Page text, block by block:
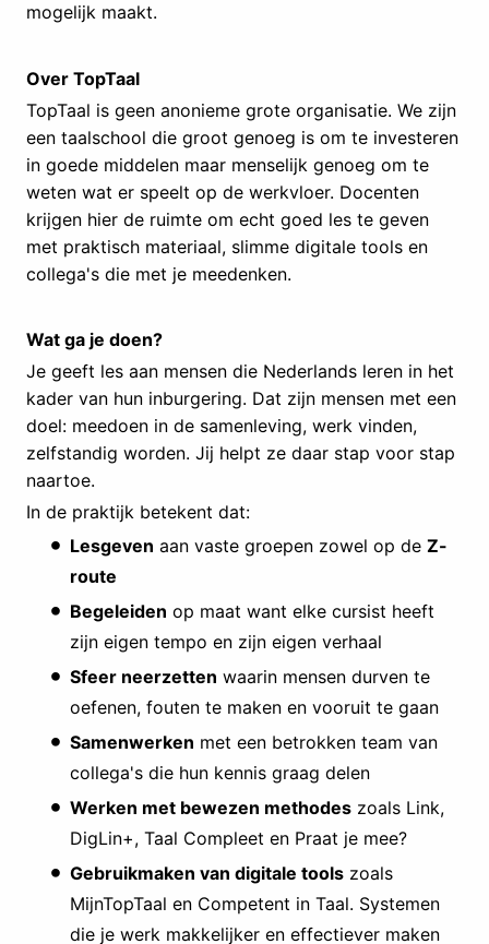
mogelijk maakt.
Over TopTaal
TopTaal is geen anonieme grote organisatie. We zijn
een taalschool die groot genoeg is om te investeren
in goede middelen maar menselijk genoeg om te
weten wat er speelt op de werkvloer. Docenten
krijgen hier de ruimte om echt goed les te geven
met praktisch materiaal, slimme digitale tools en
collega's die met je meedenken.
Wat ga je doen?
Je geeft les aan mensen die Nederlands leren in het
kader van hun inburgering. Dat zijn mensen met een
doel: meedoen in de samenleving, werk vinden,
zelfstandig worden. Jij helpt ze daar stap voor stap
naartoe.
In de praktijk betekent dat:
Lesgeven aan vaste groepen zowel op de Z-
route
Begeleiden op maat want elke cursist heeft
zijn eigen tempo en zijn eigen verhaal
Sfeer neerzetten waarin mensen durven te
oefenen, fouten te maken en vooruit te gaan
Samenwerken met een betrokken team van
collega's die hun kennis graag delen
Werken met bewezen methodes zoals Link,
DigLin+, Taal Compleet en Praat je mee?
Gebruikmaken van digitale tools zoals
MijnTopTaal en Competent in Taal. Systemen
die je werk makkelijker en effectiever maken